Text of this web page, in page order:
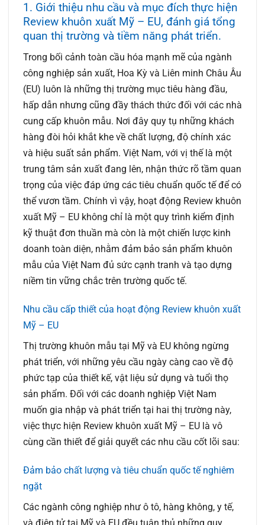
1. Giới thiệu nhu cầu và mục đích thực hiện
Review khuôn xuất Mỹ – EU, đánh giá tổng
quan thị trường và tiềm năng phát triển.
Trong bối cảnh toàn cầu hóa mạnh mẽ của ngành
công nghiệp sản xuất, Hoa Kỳ và Liên minh Châu Âu
(EU) luôn là những thị trường mục tiêu hàng đầu,
hấp dẫn nhưng cũng đầy thách thức đối với các nhà
cung cấp khuôn mẫu. Nơi đây quy tụ những khách
hàng đòi hỏi khắt khe về chất lượng, độ chính xác
và hiệu suất sản phẩm. Việt Nam, với vị thế là một
trung tâm sản xuất đang lên, nhận thức rõ tầm quan
trọng của việc đáp ứng các tiêu chuẩn quốc tế để có
thể vươn tầm. Chính vì vậy, hoạt động Review khuôn
xuất Mỹ – EU không chỉ là một quy trình kiểm định
kỹ thuật đơn thuần mà còn là một chiến lược kinh
doanh toàn diện, nhằm đảm bảo sản phẩm khuôn
mẫu của Việt Nam đủ sức cạnh tranh và tạo dựng
niềm tin vững chắc trên trường quốc tế.
Nhu cầu cấp thiết của hoạt động Review khuôn xuất
Mỹ – EU
Thị trường khuôn mẫu tại Mỹ và EU không ngừng
phát triển, với những yêu cầu ngày càng cao về độ
phức tạp của thiết kế, vật liệu sử dụng và tuổi thọ
sản phẩm. Đối với các doanh nghiệp Việt Nam
muốn gia nhập và phát triển tại hai thị trường này,
việc thực hiện Review khuôn xuất Mỹ – EU là vô
cùng cần thiết để giải quyết các nhu cầu cốt lõi sau:
Đảm bảo chất lượng và tiêu chuẩn quốc tế nghiêm
ngặt
Các ngành công nghiệp như ô tô, hàng không, y tế,
và điện tử tại Mỹ và EU đều tuân thủ những quy